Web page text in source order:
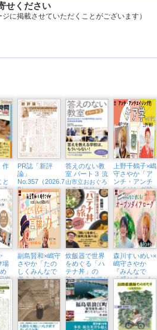
せください
に掲載させていただくことがございます）
作
と
る
び
】
PR誌「新評
論」
No.357（2026.7・
8）
答えのない教
室 パート３ 流
山市立おおぐろ
の森中学校にお
ける全教科改革
戦略
上野千鶴子×嶋
守さやか「ア
ンチ・アンチ
エイジング的
ケア学のすす
め」（東京中
延・隣町珈琲
7/12㈰）
場
復
い
副島賢和×嶋守
さやか「たの
しくみんなで
考えよう！
こころの居場
所をつくる言
葉の力」（東
京中延・隣町
珈琲 5/22㈮）
炊飯器で世界
をめぐる「ハ
テナ丼」の
旅大学教授が
「問い」を炊い
て世界を食べる
森川すいめい×
嶋守さやか
『みんなで
「感じる」！
オープンダイ
アローグ』
（東京中延・
隣町珈琲
3/21（土））